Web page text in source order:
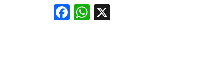
Facebook
WhatsApp